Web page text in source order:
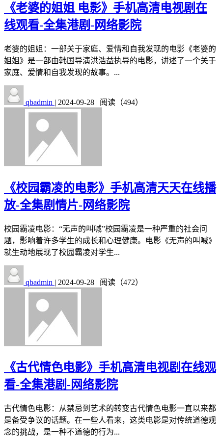
《老婆的姐姐 电影》手机高清电视剧在
线观看-全集港剧-网络影院
老婆的姐姐：一部关于家庭、爱情和自我发现的电影《老婆的
姐姐》是一部由韩国导演洪浩益执导的电影，讲述了一个关于
家庭、爱情和自我发现的故事。...
qbadmin | 2024-09-28 | 阅读（494）
《校园霸凌的电影》手机高清天天在线播
放-全集剧情片-网络影院
校园霸凌电影：“无声的叫喊”校园霸凌是一种严重的社会问
题，影响着许多学生的成长和心理健康。电影《无声的叫喊》
就生动地展现了校园霸凌对学生...
qbadmin | 2024-09-28 | 阅读（472）
《古代情色电影》手机高清电视剧在线观
看-全集港剧-网络影院
古代情色电影：从禁忌到艺术的转变古代情色电影一直以来都
是备受争议的话题。在一些人看来，这类电影是对传统道德观
念的挑战，是一种不道德的行为...